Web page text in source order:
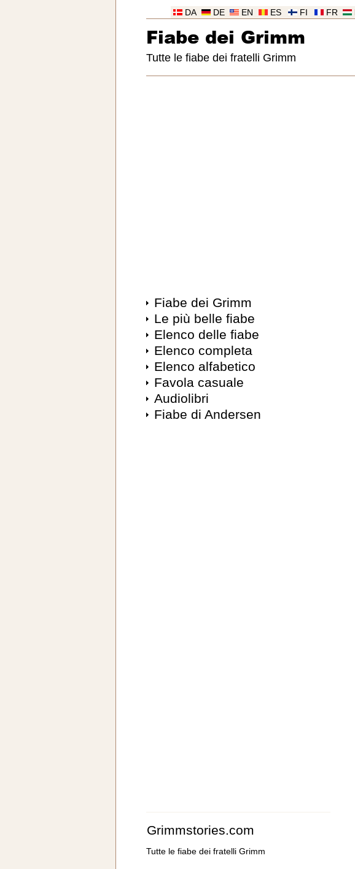
FR
FI
ES
EN
DE
DA
Fiabe dei Grimm
Tutte le fiabe dei fratelli Grimm
Fiabe dei Grimm
Le più belle fiabe
Elenco delle fiabe
Elenco completa
Elenco alfabetico
Favola casuale
Audiolibri
Fiabe di Andersen
Grimmstories.com
Tutte le fiabe dei fratelli Grimm